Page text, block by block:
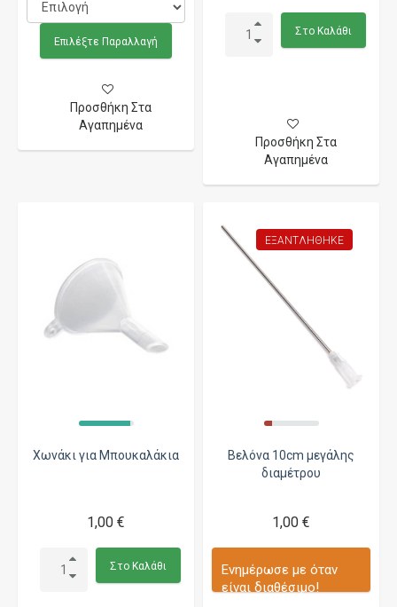
Επιλέξτε Παραλλαγή
Προσθήκη Στα
Αγαπημένα
Στο Καλάθι
Προσθήκη Στα
Αγαπημένα
Χωνάκι για Μπουκαλάκια
1,00 €
Στο Καλάθι
ΕΞΑΝΤΛΉΘΗΚΕ
Βελόνα 10cm μεγάλης
διαμέτρου
1,00 €
Ενημέρωσε με όταν
είναι διαθέσιμο!